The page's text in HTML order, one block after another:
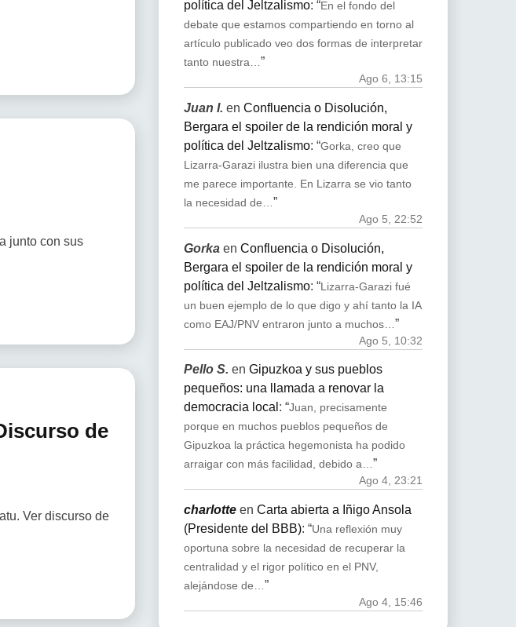
junto con sus
de
Ver discurso de
política del Jeltzalismo: “En el fondo del
debate que estamos compartiendo en torno al
artículo publicado veo dos formas de interpretar
tanto nuestra…”
Ago 6, 13:15
Juan I. en Confluencia o Disolución,
Bergara el spoiler de la rendición moral y
política del Jeltzalismo: “Gorka, creo que
Lizarra-Garazi ilustra bien una diferencia que
me parece importante. En Lizarra se vio tanto
la necesidad de… ”
Ago 5, 22:52
Gorkaen Confluencia o Disolución,
Bergara el spoiler de la rendición moral y
política del Jeltzalismo: “Lizarra-Garazi fué
un buen ejemplo de lo que digo y ahí tanto la IA
como EAJ/PNV entraron junto a muchos… ”
Ago 5, 10:32
Pello S. en Gipuzkoa y sus pueblos
pequeños: una llamada a renovar la
democracia local : “Juan, precisamente
porque en muchos pueblos pequeños de
Gipuzkoa la práctica hegemonista ha podido
arraigar con más facilidad, debido a…”
Ago 4, 23:21
charlotteen Carta abierta a Iñigo Ansola
(Presidente del BBB): “Una reflexión muy
oportuna sobre la necesidad de recuperar la
centralidad y el rigor político en el PNV,
alejándose de…”
Ago 4, 15:46